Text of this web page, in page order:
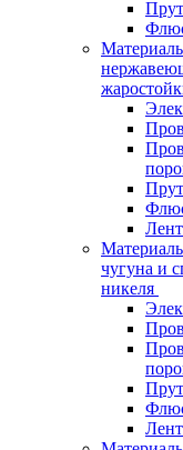
чугуна и
никеля